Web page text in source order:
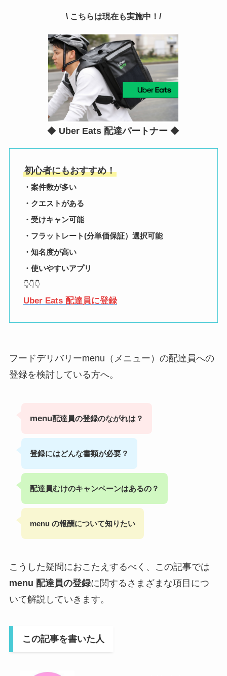
\ こちらは現在も実施中！/
◆ Uber Eats 配達パートナー ◆
初心者にもおすすめ！
・案件数が多い
・クエストがある
・受けキャン可能
・フラットレート(分単価保証）選択可能
・知名度が高い
・使いやすいアプリ
👇👇👇
Uber Eats 配達員に登録
フードデリバリーmenu（メニュー）の配達員への
登録を検討している方へ。
menu配達員の登録のながれは？
登録にはどんな書類が必要？
配達員むけのキャンペーンはあるの？
menu の報酬について知りたい
こうした疑問におこたえするべく、この記事では
menu 配達員の登録に関するさまざまな項目につ
いて解説していきます。
この記事を書いた人